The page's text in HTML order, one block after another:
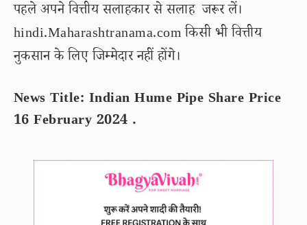
पहले अपने वित्तीय सलाहकार से सलाह जरूर लें।
hindi.Maharashtranama.com किसी भी वित्तीय
नुकसान के लिए जिम्मेदार नहीं होंगे।
News Title: Indian Hume Pipe Share Price
16 February 2024 .